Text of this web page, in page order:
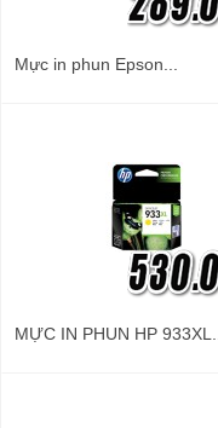
Mực in phun Epson...
MỰC IN PHUN HP 933XL...